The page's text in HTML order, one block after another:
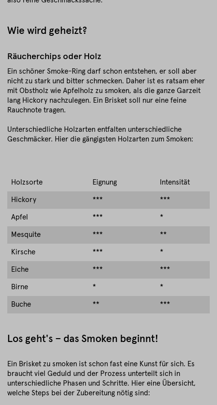
Wie wird geheizt?
Räucherchips oder Holz
Ein schöner Smoke-Ring darf schon entstehen, er soll aber
nicht zu stark und bitter schmecken. Daher ist es ratsam eher
mit Obstholz wie Apfelholz zu smoken, als die ganze Garzeit
lang Hickory nachzulegen. Ein Brisket soll nur eine feine
Rauchnote tragen.
Unterschiedliche Holzarten entfalten unterschiedliche
Geschmäcker. Hier die gängigsten Holzarten zum Smoken:
Holzsorte Eignung Intensität
Hickory *** ***
Apfel *** *
Mesquite *** **
Kirsche *** *
Eiche *** ***
Birne * *
Buche ** ***
Los geht's – das Smoken beginnt!
Ein Brisket zu smoken ist schon fast eine Kunst für sich. Es
braucht viel Geduld und der Prozess unterteilt sich in
unterschiedliche Phasen und Schritte. Hier eine Übersicht,
welche Steps bei der Zubereitung nötig sind: